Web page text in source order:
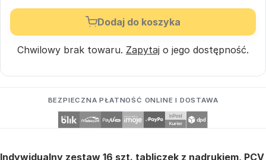
Dodaj do koszyka
Chwilowy brak towaru. Zapytaj o jego dostępność.
BEZPIECZNA PŁATNOŚĆ ONLINE I DOSTAWA
Indywidualny zestaw 16 szt. tabliczek z nadrukiem, PCV